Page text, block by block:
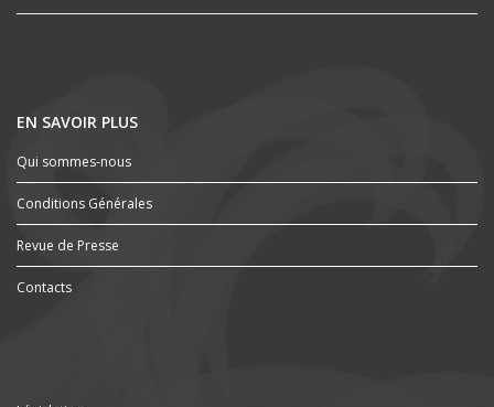
EN SAVOIR PLUS
Qui sommes-nous
Conditions Générales
Revue de Presse
Contacts